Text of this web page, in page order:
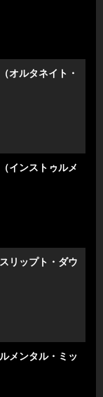
オルタネイト・
インストゥルメ
リップト・ダウ
メンタル・ミッ